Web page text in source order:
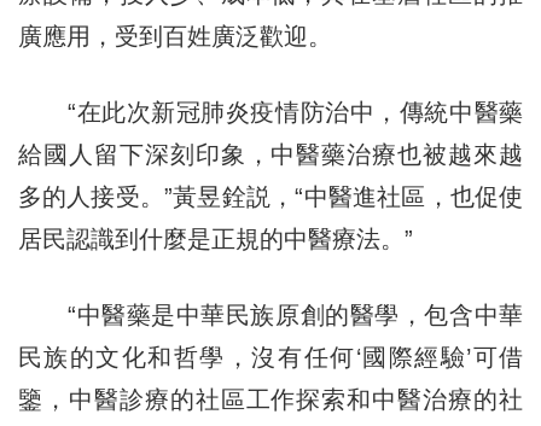
廣應用，受到百姓廣泛歡迎。
“在此次新冠肺炎疫情防治中，傳統中醫藥
給國人留下深刻印象，中醫藥治療也被越來越
多的人接受。”黃昱銓説，“中醫進社區，也促使
居民認識到什麼是正規的中醫療法。”
“中醫藥是中華民族原創的醫學，包含中華
民族的文化和哲學，沒有任何‘國際經驗’可借
鑒，中醫診療的社區工作探索和中醫治療的社